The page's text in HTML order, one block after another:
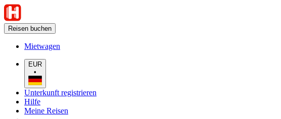
Reisen buchen
Mietwagen
EUR
•
Unterkunft registrieren
Hilfe
Meine Reisen